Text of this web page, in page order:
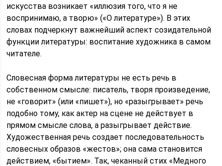
искусства возникает «иллюзия того, что я не
воспринимаю, а творю» («О литературе»). В этих
словах подчеркнут важнейший аспект созидательной
функции литературы: воспитание художника в самом
читателе.
Словесная форма литературы не есть речь в
собственном смысле: писатель, творя произведение,
не «говорит» (или «пишет»), но «разыгрывает» речь
подобно тому, как актер на сцене не действует в
прямом смысле слова, а разыгрывает действие.
Художественная речь создает последовательность
словесных образов «жестов»; она сама становится
действием, «бытием». Так, чеканный стих «Медного